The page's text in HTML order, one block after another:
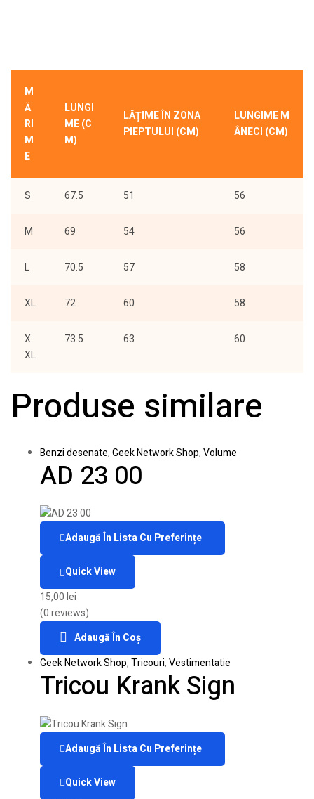
M
Ă
RI
M
E
LUNGI
ME (C
M)
LĂȚIME ÎN ZONA
PIEPTULUI (CM)
LUNGIME M
ÂNECI (CM)
S 67.5 51 56
M 69 54 56
L 70.5 57 58
XL 72 60 58
X
XL
73.5 63 60
Produse similare
Benzi desenate,Geek Network Shop,Volume
AD 23 00
Adaugă În Lista Cu Preferințe
Quick View
15,00lei
(0 reviews)
Adaugă În Coș
Geek Network Shop,Tricouri,Vestimentatie
Tricou Krank Sign
Adaugă În Lista Cu Preferințe
Quick View